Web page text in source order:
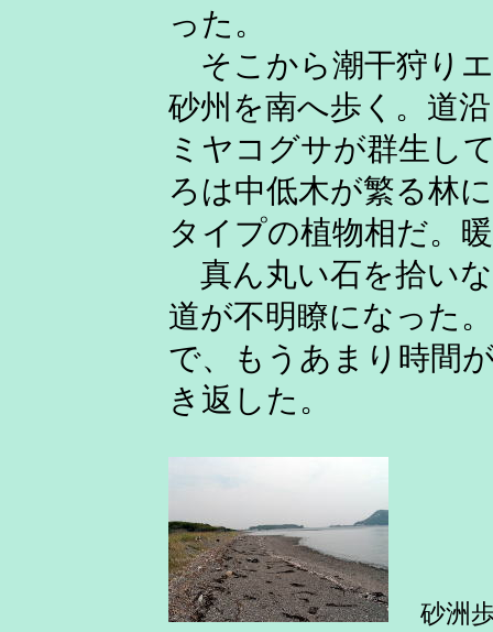
った。
そこから潮干狩り
砂州を南へ歩く。道
ミヤコグサが群生し
ろは中低木が繁る林
タイプの植物相だ。
真ん丸い石を拾い
道が不明瞭になった
で、もうあまり時間
き返した。
砂洲